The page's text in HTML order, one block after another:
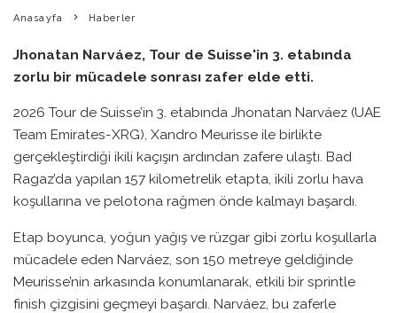
Anasayfa Haberler
Jhonatan Narváez, Tour de Suisse'in 3. etabında
zorlu bir mücadele sonrası zafer elde etti.
2026 Tour de Suisse’in 3. etabında Jhonatan Narváez (UAE
Team Emirates-XRG), Xandro Meurisse ile birlikte
gerçekleştirdiği ikili kaçışın ardından zafere ulaştı. Bad
Ragaz’da yapılan 157 kilometrelik etapta, ikili zorlu hava
koşullarına ve pelotona rağmen önde kalmayı başardı.
Etap boyunca, yoğun yağış ve rüzgar gibi zorlu koşullarla
mücadele eden Narváez, son 150 metreye geldiğinde
Meurisse’nin arkasında konumlanarak, etkili bir sprintle
finish çizgisini geçmeyi başardı. Narváez, bu zaferle